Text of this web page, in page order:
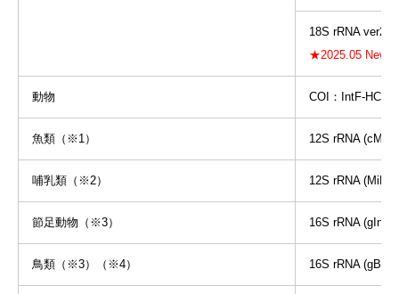
18S rRNA ver2
★2025.05 New★
動物 COI：IntF-
魚類（※1） 12S rRNA
哺乳類（※2） 12S rRNA
節足動物（※3） 16S rRNA
鳥類（※3）（※4） 16S rRNA (gBird)